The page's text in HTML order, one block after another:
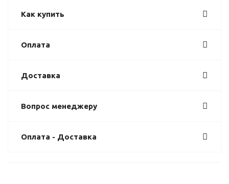
Как купить
Оплата
Доставка
Вопрос менеджеру
Оплата - Доставка